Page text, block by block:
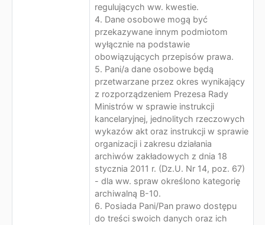
regulujących ww. kwestie.
4. Dane osobowe mogą być
przekazywane innym podmiotom
wyłącznie na podstawie
obowiązujących przepisów prawa.
5. Pani/a dane osobowe będą
przetwarzane przez okres wynikający
z rozporządzeniem Prezesa Rady
Ministrów w sprawie instrukcji
kancelaryjnej, jednolitych rzeczowych
wykazów akt oraz instrukcji w sprawie
organizacji i zakresu działania
archiwów zakładowych z dnia 18
stycznia 2011 r. (Dz.U. Nr 14, poz. 67)
- dla ww. spraw określono kategorię
archiwalną B-10.
6. Posiada Pani/Pan prawo dostępu
do treści swoich danych oraz ich